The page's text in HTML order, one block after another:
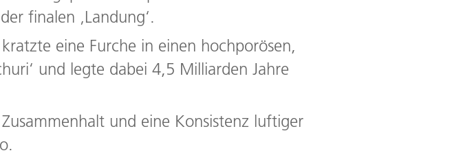
finalen ‚Landung‘.
eine Furche in einen hochporösen,
und legte dabei 4,5 Milliarden Jahre
und eine Konsistenz luftiger